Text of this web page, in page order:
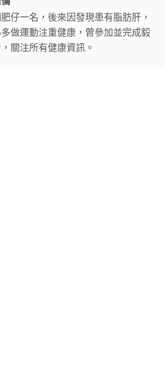
仔一名，後來因發現患有脂肪肝，
做運動注重健康，曾參加並完成毅
關注所有健康資訊。